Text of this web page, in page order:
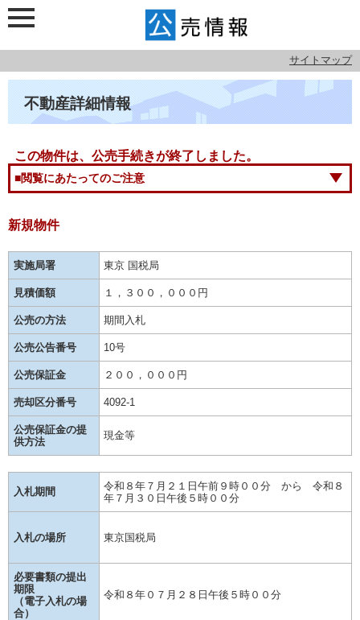
サイトマップ
不動産詳細情報
この物件は、公売手続きが終了しました。
■閲覧にあたってのご注意
新規物件
実施局署 東京 国税局
見積価額 １，３００，０００円
公売の方法 期間入札
公売公告番号 10号
公売保証金 ２００，０００円
売却区分番号 4092-1
公売保証金の提
供方法
現金等
入札期間
令和８年７月２１日午前９時００分 から 令和８
年７月３０日午後５時００分
入札の場所 東京国税局
必要書類の提出
期限
（電子入札の場
合）
令和８年０７月２８日午後５時００分